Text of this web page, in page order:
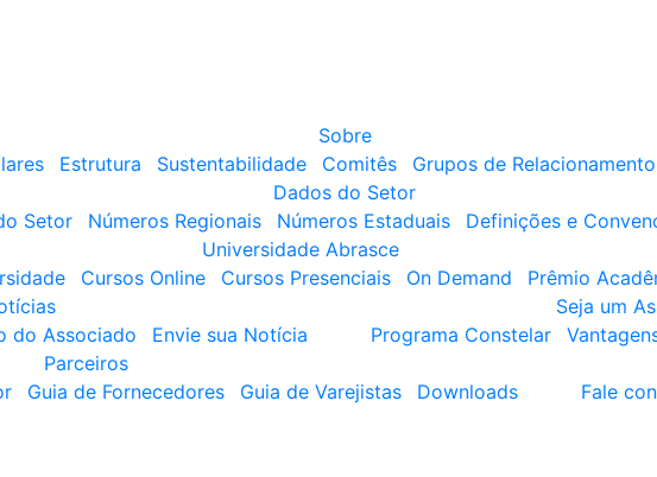
Sobre
Estrutura Sustentabilidade Comitês Grupos de Relacionamento
Dados do Setor
Setor
Números Regionais Números Estaduais Definições e
Universidade Abrasce
Cursos Online Cursos Presenciais On Demand Prêmio
do Associado Envie sua Notícia
Seja um
Programa Constelar
Parceiros
Guia de Fornecedores Guia de Varejistas Downloads
Fale